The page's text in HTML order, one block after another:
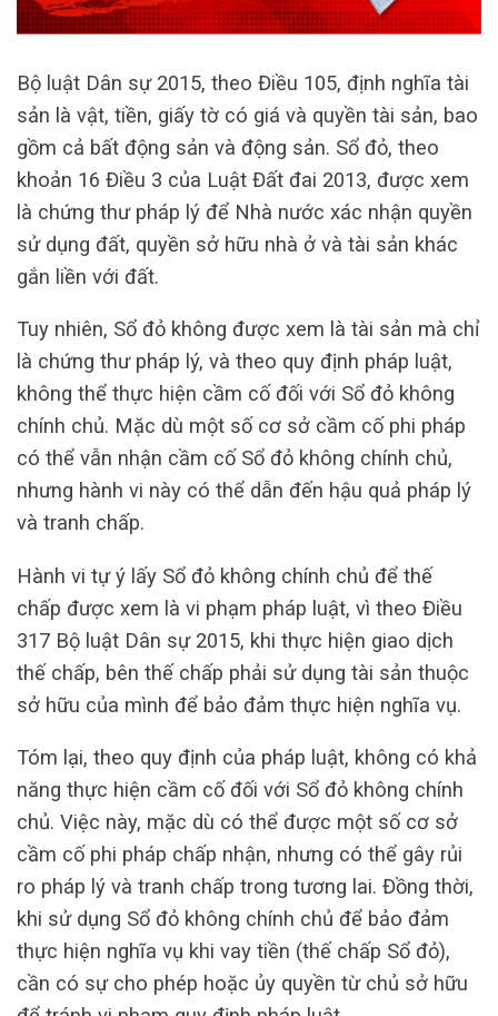
Bộ luật Dân sự 2015, theo Điều 105, định nghĩa tài
sản là vật, tiền, giấy tờ có giá và quyền tài sản, bao
gồm cả bất động sản và động sản. Sổ đỏ, theo
khoản 16 Điều 3 của Luật Đất đai 2013, được xem
là chứng thư pháp lý để Nhà nước xác nhận quyền
sử dụng đất, quyền sở hữu nhà ở và tài sản khác
gắn liền với đất.
Tuy nhiên, Sổ đỏ không được xem là tài sản mà chỉ
là chứng thư pháp lý, và theo quy định pháp luật,
không thể thực hiện cầm cố đối với Sổ đỏ không
chính chủ. Mặc dù một số cơ sở cầm cố phi pháp
có thể vẫn nhận cầm cố Sổ đỏ không chính chủ,
nhưng hành vi này có thể dẫn đến hậu quả pháp lý
và tranh chấp.
Hành vi tự ý lấy Sổ đỏ không chính chủ để thế
chấp được xem là vi phạm pháp luật, vì theo Điều
317 Bộ luật Dân sự 2015, khi thực hiện giao dịch
thế chấp, bên thế chấp phải sử dụng tài sản thuộc
sở hữu của mình để bảo đảm thực hiện nghĩa vụ.
Tóm lại, theo quy định của pháp luật, không có khả
năng thực hiện cầm cố đối với Sổ đỏ không chính
chủ. Việc này, mặc dù có thể được một số cơ sở
cầm cố phi pháp chấp nhận, nhưng có thể gây rủi
ro pháp lý và tranh chấp trong tương lai. Đồng thời,
khi sử dụng Sổ đỏ không chính chủ để bảo đảm
thực hiện nghĩa vụ khi vay tiền (thế chấp Sổ đỏ),
cần có sự cho phép hoặc ủy quyền từ chủ sở hữu